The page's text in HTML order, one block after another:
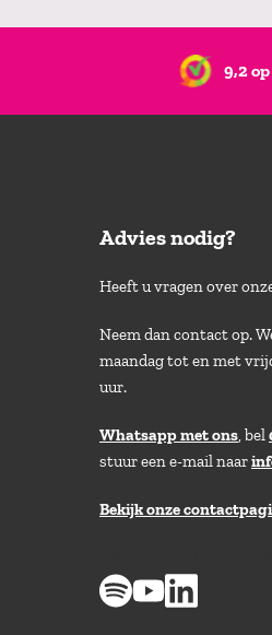
9,2
Advies nodig?
Heeft u vragen over
Neem dan contact op.
maandag tot en met
uur.
Whatsapp met ons, bel
stuur een e-mail naar
Bekijk onze